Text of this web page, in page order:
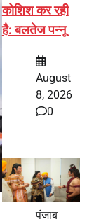
कोशिश कर रही
है: बलतेज पन्नू
August
8, 2026
0
पंजाब